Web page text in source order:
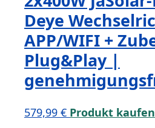
Deye
APP/WIFI +
Plug&Play |
579,99 € Produkt kaufen